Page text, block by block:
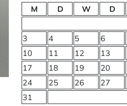
M
D W D
3
4 5 6
10
11 12 13
17
18 19 20
24
25 26 27
31